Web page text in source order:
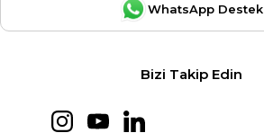
WhatsApp Destek
Bizi Takip Edin